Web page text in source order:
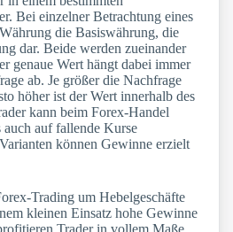
Bei einzelner Betrachtung eines
die Basiswährung, die
dar. Beide werden zueinander
genaue Wert hängt dabei immer
ab. Je größer die Nachfrage
höher ist der Wert innerhalb des
kann beim Forex-Handel
auf fallende Kurse
können Gewinne erzielt
Trading um Hebelgeschäfte
kleinen Einsatz hohe Gewinne